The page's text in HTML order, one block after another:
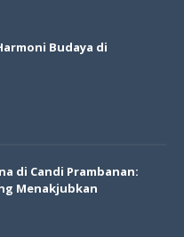
Budaya di
di Candi Prambanan:
Menakjubkan